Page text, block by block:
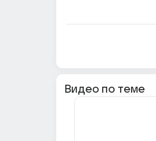
Видео по теме